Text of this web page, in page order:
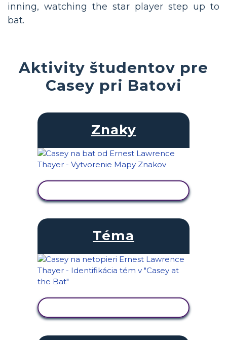
inning, watching the star player step up to
bat.
Aktivity študentov pre
Casey pri Batovi
Znaky
Téma